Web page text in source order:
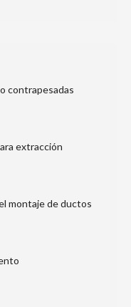
contrapesadas
extracción
montaje de ductos